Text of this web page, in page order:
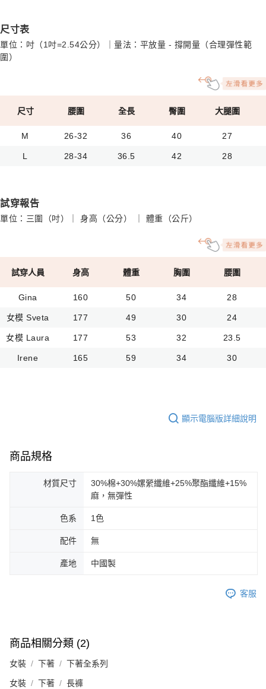
尺寸表
單位：吋（1吋=2.54公分）｜量法：平放量 - 撐開量（合理彈性範
圍）
尺寸 腰圍 全長 臀圍 大腿圍
M 26-32 36 40 27
L 28-34 36.5 42 28
試穿報告
單位：三圍（吋）｜ 身高（公分） ｜ 體重（公斤）
試穿人員 身高 體重 胸圍 腰圍
Gina 160 50 34 28
女模 Sveta 177 49 30 24
女模 Laura 177 53 32 23.5
Irene 165 59 34 30
顯示電腦版詳細說明
商品規格
材質尺寸
30%棉+30%嫘縈纖維+25%聚酯纖維+15%
麻，無彈性
色系 1色
配件 無
產地 中國製
客服
商品相關分類 (2)
女裝 下著 下著全系列
女裝 下著 長褲